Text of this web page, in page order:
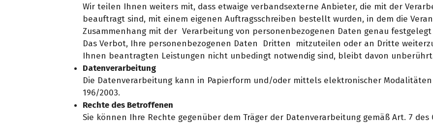
Wir teilen Ihnen weiters mit, dass etwaige verbandsexterne Anbieter, die mit der
beauftragt sind, mit einem eigenen Auftragsschreiben bestellt wurden, in dem die
Zusammenhang mit der Verarbeitung von personenbezogenen Daten genau festgelegt
Das Verbot, Ihre personenbezogenen Daten Dritten mitzuteilen oder an Dritte
Ihnen beantragten Leistungen nicht unbedingt notwendig sind, bleibt davon
Datenverarbeitung
Die Datenverarbeitung kann in Papierform und/oder mittels elektronischer Modalitäten
196/2003.
Rechte des Betroffenen
Sie können Ihre Rechte gegenüber dem Träger der Datenverarbeitung gemäß Art. 7 des